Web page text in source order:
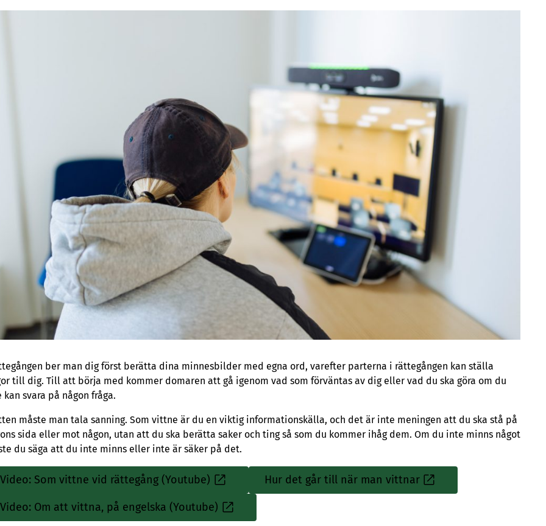
ber man dig först berätta dina minnesbilder med egna ord, varefter parterna i rättegången kan ställa
till dig. Till att börja med kommer domaren att gå igenom vad som förväntas av dig eller vad du ska göra om du
kan svara på någon fråga.
måste man tala sanning. Som vittne är du en viktig informationskälla, och det är inte meningen att du ska stå på
sida eller mot någon, utan att du ska berätta saker och ting så som du kommer ihåg dem. Om du inte minns något
du säga att du inte minns eller inte är säker på det.
Video: Som vittne vid rättegång (Youtube)
Sisäinen
linkki
Hur det går till när man vittnar
Sisäinen
Video: Om att vittna, på engelska (Youtube)
Sisäinen